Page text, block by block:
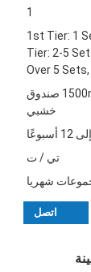
1
1st Tier: 1
Tier: 2-5
Over 5
1500mmF * 1000mm * 2000mm صندوق
خشبي
تي / ت
اتصل